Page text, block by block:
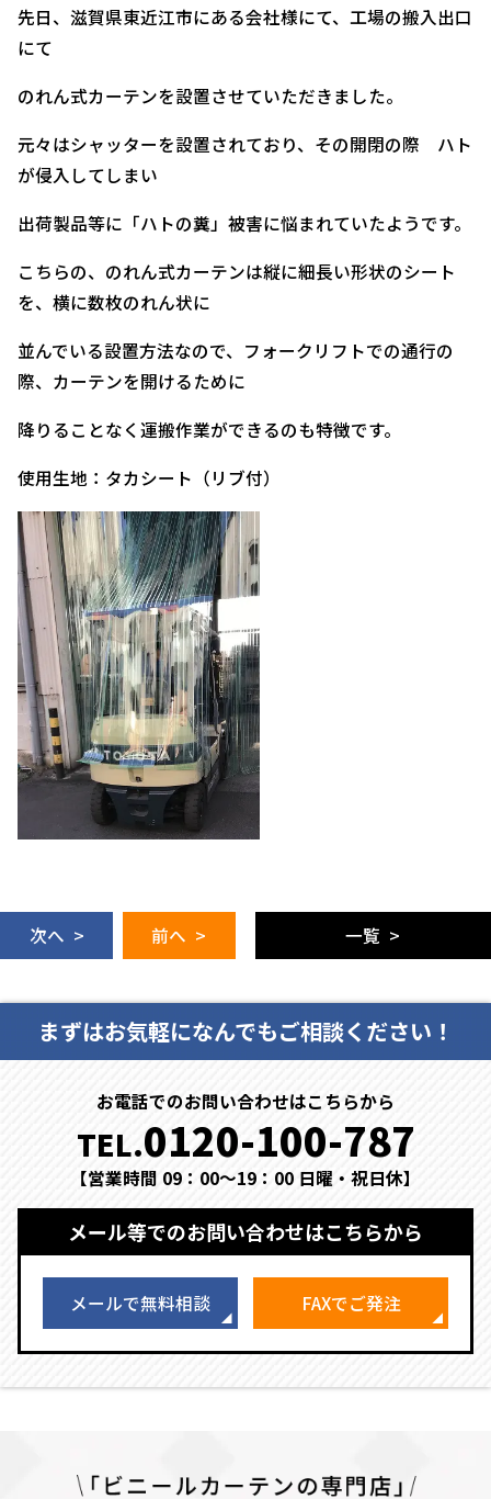
先日、滋賀県東近江市にある会社様にて、工場の搬入出口
にて
のれん式カーテンを設置させていただきました。
元々はシャッターを設置されており、その開閉の際 ハト
が侵入してしまい
出荷製品等に「ハトの糞」被害に悩まれていたようです。
こちらの、のれん式カーテンは縦に細長い形状のシート
を、横に数枚のれん状に
並んでいる設置方法なので、フォークリフトでの通行の
際、カーテンを開けるために
降りることなく運搬作業ができるのも特徴です。
使用生地：タカシート（リブ付）
次へ > 前へ > 一覧 >
まずはお気軽になんでもご相談ください！
お電話でのお問い合わせはこちらから
TEL.0120-100-787
【営業時間 09：00～19：00 日曜・祝日休】
メール等でのお問い合わせはこちらから
メールで無料相談 FAXでご発注